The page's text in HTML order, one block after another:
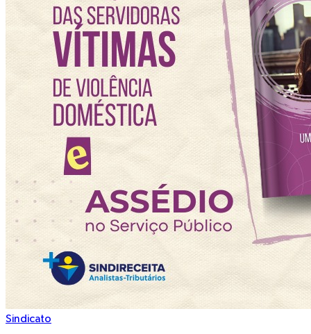
Sindicato